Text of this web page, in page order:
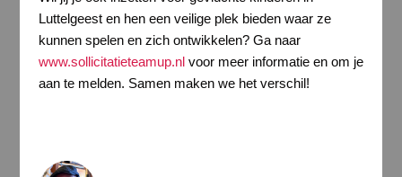
Luttelgeest en hen een veilige plek bieden waar ze
kunnen spelen en zich ontwikkelen? Ga naar
www.sollicitatieteamup.nlvoor meer informatie en om je
aan te melden. Samen maken we het verschil!